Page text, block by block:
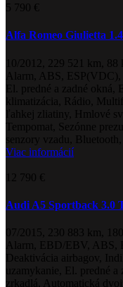
5 790 €
Alfa Romeo Giulietta
10/2012, 229 521 km,
Alarm, ABS,
El. predné a zadné okná,
klimatizácia, Rádio,
ľahkej zliatiny, Hmlové
Tempomat, Sezónne
senzory vzadu,
Viac informácií
12 790 €
Audi A5 Sportback 3.0
07/2015, 230 883 km,
Alarm, EBD/EBV, ABS,
Deaktivácia airbagov,
uzamykanie, El. predné
zrkadlá, Automatická